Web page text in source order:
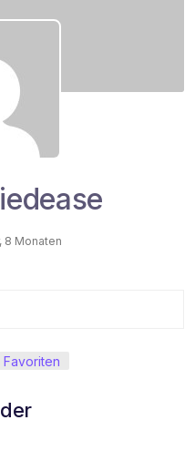
8 Monaten
Favoriten